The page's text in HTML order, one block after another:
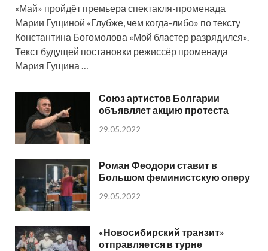
«Май» пройдёт премьера спектакля-променада
Марии Гущиной «Глубже, чем когда-либо» по тексту
Константина Богомолова «Мой бластер разрядился».
Текст будущей постановки режиссёр променада
Мария Гущина …
Союз артистов Болгарии
объявляет акцию протеста
29.05.2022
Роман Феодори ставит в
Большом феминистскую оперу
29.05.2022
«Новосибирский транзит»
отправляется в турне